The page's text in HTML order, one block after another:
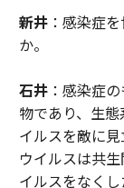
新井：感染症
か。
石井：感染症
物であり、生
イルスを敵に
ウイルスは共
イルスをなく